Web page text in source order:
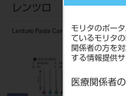
モリタのポー
ているモリタ
関係者の方を
する情報提供
医療関係者
レンツロ 17mm S 4
Lenturo Paste Carrier